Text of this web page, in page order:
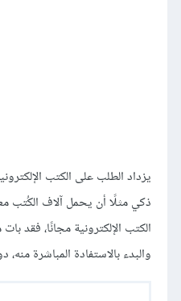
يزداد الطلب على الكتب
ذكي مثلًا أن يحمل آلاف الكُتب
الكتب الإلكترونية مجانًا، فقد
والبدء بالاستفادة المباشرة